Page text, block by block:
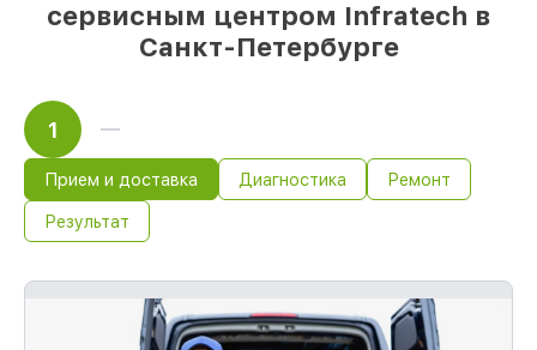
сервисным центром Infratech в
Санкт-Петербурге
1
Прием и доставка Диагностика Ремонт
Результат